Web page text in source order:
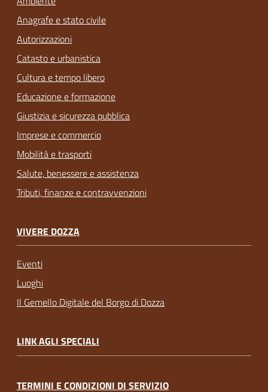
Anagrafe e stato civile
Autorizzazioni
Catasto e urbanistica
Cultura e tempo libero
Educazione e formazione
Giustizia e sicurezza pubblica
Imprese e commercio
Mobilità e trasporti
Salute, benessere e assistenza
Tributi, finanze e contravvenzioni
VIVERE DOZZA
Eventi
Luoghi
Il Gemello Digitale del Borgo di Dozza
LINK AGLI SPECIALI
TERMINI E CONDIZIONI DI SERVIZIO